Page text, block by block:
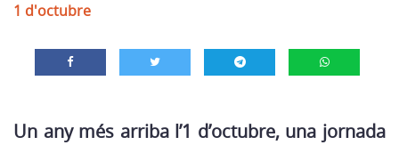
1 d'octubre
Un any més arriba l’1 d’octubre, una jornada